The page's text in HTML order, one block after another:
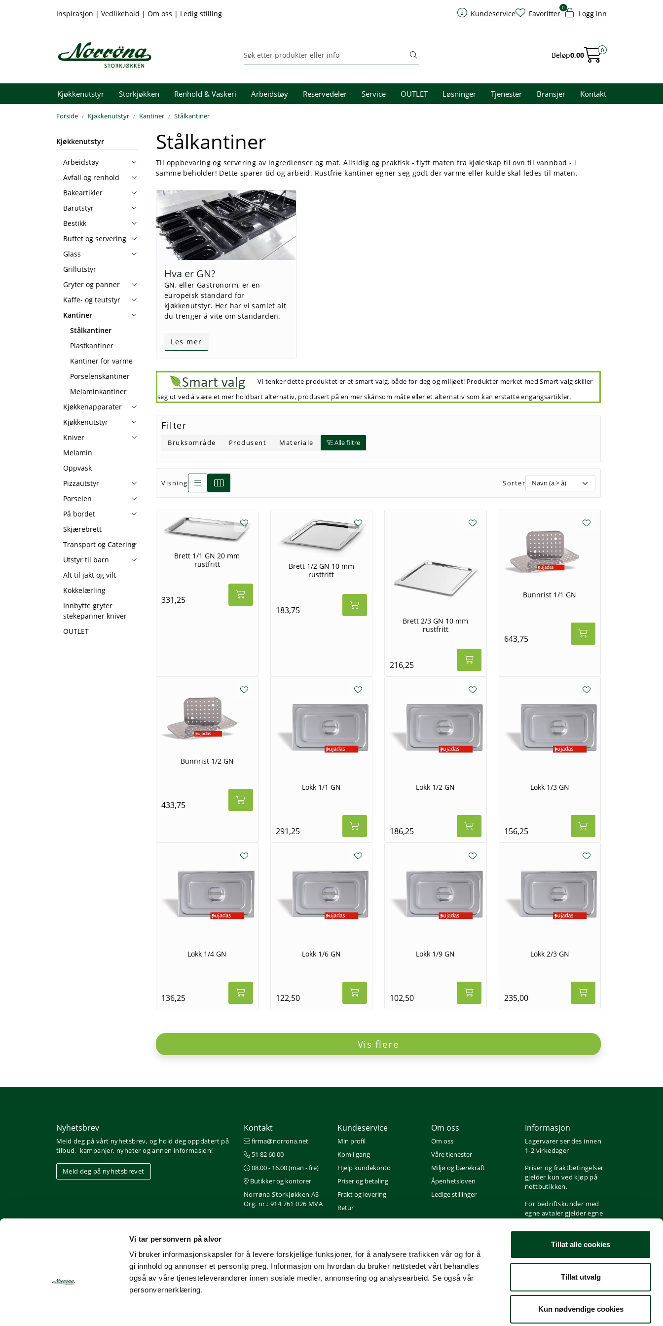
Vi tar personvern på alvor
Vi bruker informasjonskapsler for å levere forskjellige funksjoner, for å analysere trafikken vår og for å
gi innhold og annonser et personlig preg. Informasjon om hvordan du bruker nettstedet vårt behandles
også av våre tjenesteleverandører innen sosiale medier, annonsering og analysearbeid. Se også vår
personvernerklæring.
Tillat alle cookies
Tillat utvalg
Kun nødvendige cookies
Inspirasjon | Vedlikehold | Om oss | Ledig stilling Kundeservice
0
Favoritter Logg inn
Beløp0,00
0
Kjøkkenutstyr Storkjøkken Renhold & Vaskeri Arbeidstøy Reservedeler Service OUTLET Løsninger Tjenester Bransjer Kontakt
Forside Kjøkkenutstyr Kantiner Stålkantiner
Kjøkkenutstyr
Arbeidstøy
Avfall og renhold
Bakeartikler
Barutstyr
Bestikk
Buffet og servering
Glass
Grillutstyr
Gryter og panner
Kaffe- og teutstyr
Kantiner
Stålkantiner
Plastkantiner
Kantiner for varme
Porselenskantiner
Melaminkantiner
Kjøkkenapparater
Kjøkkenutstyr
Kniver
Melamin
Oppvask
Pizzautstyr
Porselen
På bordet
Skjærebrett
Transport og Catering
Utstyr til barn
Alt til jakt og vilt
Kokkelærling
Innbytte gryter
stekepanner kniver
OUTLET
Stålkantiner
Til oppbevaring og servering av ingredienser og mat. Allsidig og praktisk - flytt maten fra kjøleskap til ovn til vannbad - i
samme beholder! Dette sparer tid og arbeid. Rustfrie kantiner egner seg godt der varme eller kulde skal ledes til maten.
Hva er GN?
GN, eller Gastronorm, er en
europeisk standard for
kjøkkenutstyr. Her har vi samlet alt
du trenger å vite om standarden.
Les mer
Vi tenker dette produktet er et smart valg, både for deg og miljøet! Produkter merket med Smart valg skiller
seg ut ved å være et mer holdbart alternativ, produsert på en mer skånsom måte eller et alternativ som kan erstatte engangsartikler.
Filter
Bruksområde Produsent Materiale Alle filtre
Visning Sorter
Brett 1/1 GN 20 mm
rustfritt
331,25
Brett 1/2 GN 10 mm
rustfritt
183,75
Brett 2/3 GN 10 mm
rustfritt
216,25
Bunnrist 1/1 GN
643,75
Bunnrist 1/2 GN
433,75
Lokk 1/1 GN
291,25
Lokk 1/2 GN
186,25
Lokk 1/3 GN
156,25
Lokk 1/4 GN
136,25
Lokk 1/6 GN
122,50
Lokk 1/9 GN
102,50
Lokk 2/3 GN
235,00
Vis flere
Nyhetsbrev
Meld deg på vårt nyhetsbrev, og hold deg oppdatert på
tilbud, kampanjer, nyheter og annen informasjon!
Meld deg på nyhetsbrevet
Kontakt
firma@norrona.net
51 82 60 00
08.00 - 16.00 (man - fre)
Butikker og kontorer
Norrøna Storkjøkken AS
Org. nr.: 914 761 026 MVA
Kundeservice
Min profil
Kom i gang
Hjelp kundekonto
Priser og betaling
Frakt og levering
Retur
Gavekort
Om oss
Om oss
Våre tjenester
Miljø og bærekraft
Åpenhetsloven
Ledige stillinger
Informasjon
Lagervarer sendes innen
1-2 virkedager
Priser og fraktbetingelser
gjelder kun ved kjøp på
nettbutikken.
For bedriftskunder med
egne avtaler gjelder egne
i henhold til avtale.